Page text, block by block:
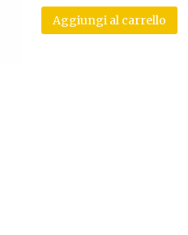
Aggiungi al carrello